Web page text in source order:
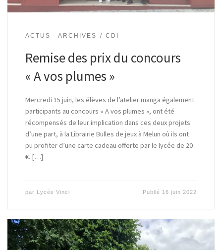
ACTUS - ARCHIVES CDI
Remise des prix du concours
« A vos plumes »
Mercredi 15 juin, les élèves de l’atelier manga également
participants au concours « A vos plumes », ont été
récompensés de leur implication dans ces deux projets
d’une part, à la Librairie Bulles de jeux à Melun où ils ont
pu profiter d’une carte cadeau offerte par le lycée de 20
€. […]
par Lycée Vinci Publié 16 juin 2022